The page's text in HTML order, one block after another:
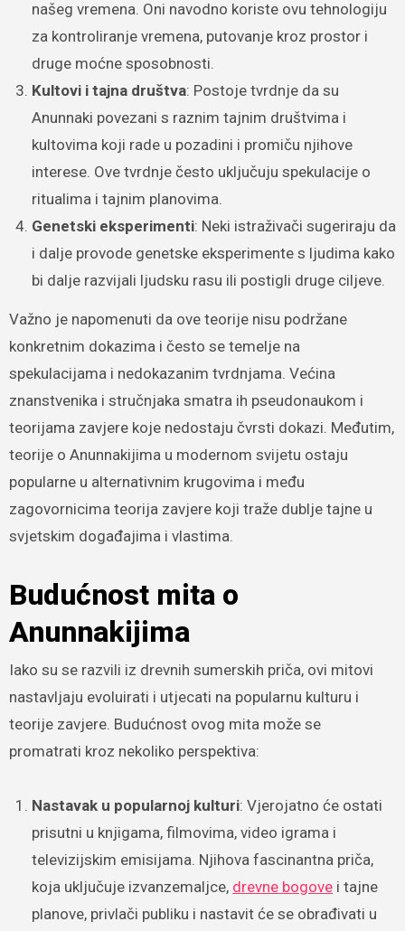
našeg vremena. Oni navodno koriste ovu tehnologiju
za kontroliranje vremena, putovanje kroz prostor i
druge moćne sposobnosti.
Kultovi i tajna društva: Postoje tvrdnje da su
Anunnaki povezani s raznim tajnim društvima i
kultovima koji rade u pozadini i promiču njihove
interese. Ove tvrdnje često uključuju spekulacije o
ritualima i tajnim planovima.
Genetski eksperimenti: Neki istraživači sugeriraju da
i dalje provode genetske eksperimente s ljudima kako
bi dalje razvijali ljudsku rasu ili postigli druge ciljeve.
Važno je napomenuti da ove teorije nisu podržane
konkretnim dokazima i često se temelje na
spekulacijama i nedokazanim tvrdnjama. Većina
znanstvenika i stručnjaka smatra ih pseudonaukom i
teorijama zavjere koje nedostaju čvrsti dokazi. Međutim,
teorije o Anunnakijima u modernom svijetu ostaju
popularne u alternativnim krugovima i među
zagovornicima teorija zavjere koji traže dublje tajne u
svjetskim događajima i vlastima.
Budućnost mita o
Anunnakijima
Iako su se razvili iz drevnih sumerskih priča, ovi mitovi
nastavljaju evoluirati i utjecati na popularnu kulturu i
teorije zavjere. Budućnost ovog mita može se
promatrati kroz nekoliko perspektiva:
Nastavak u popularnoj kulturi: Vjerojatno će ostati
prisutni u knjigama, filmovima, video igrama i
televizijskim emisijama. Njihova fascinantna priča,
koja uključuje izvanzemaljce, drevne bogove i tajne
planove, privlači publiku i nastavit će se obrađivati u